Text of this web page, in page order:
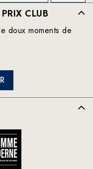
CLUB
doux moments de